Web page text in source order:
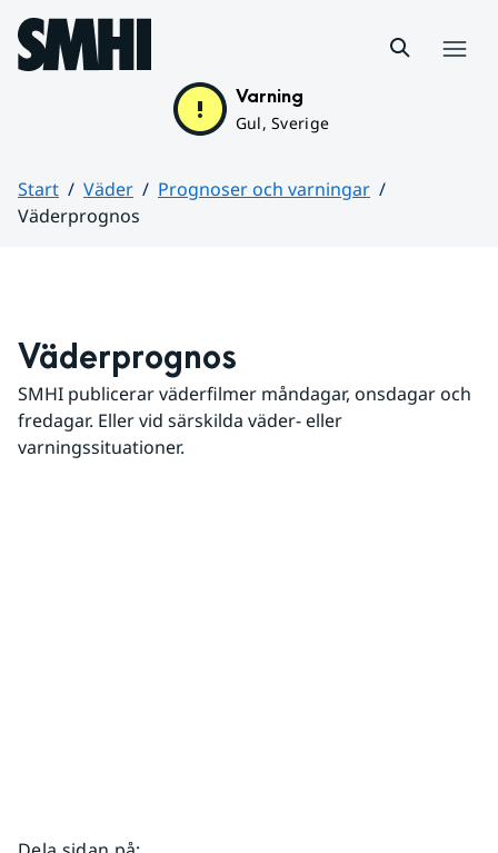
Hoppa till sidans innehåll
Varning
Gul, Sverige
Start Väder
Prognoser och varningar
Väderprognos
Väderprognos
SMHI publicerar väderfilmer måndagar, onsdagar och
fredagar. Eller vid särskilda väder- eller
varningssituationer.